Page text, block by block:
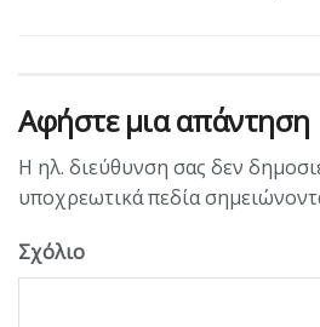
Αφήστε μια απάντηση
Η ηλ. διεύθυνση σας δεν
υποχρεωτικά πεδία
Σχόλιο